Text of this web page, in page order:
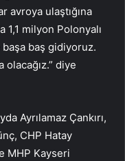
avroya ulaştığına
1,1 milyon Polonyalı
baş gidiyoruz.
diye
Ayrılamaz Çankırı,
CHP Hatay
MHP Kayseri